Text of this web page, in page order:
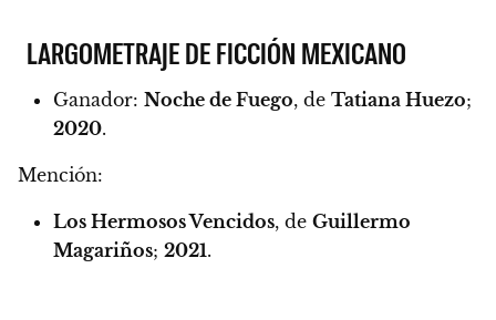
LARGOMETRAJE DE FICCIÓN MEXICANO
Ganador: Noche de Fuego, de Tatiana Huezo;
2020.
Mención:
Los Hermosos Vencidos, de Guillermo
Magariños; 2021.